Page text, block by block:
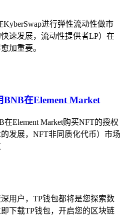
进行弹性流动性做市
速发展，流动性提供者LP）在
加重要。
在Element Market
Element Market购买NFT的授权
发展，NFT非同质化代币）市场
用户，TP钱包都将是您探索数
下载TP钱包，开启您的区块链